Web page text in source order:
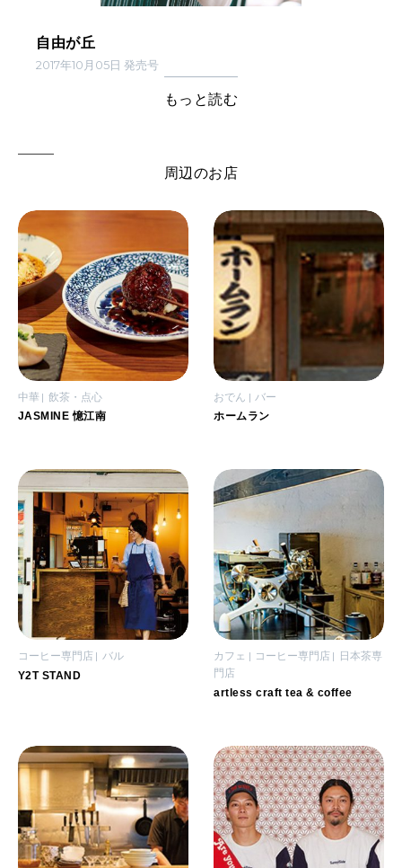
自由が丘
2017年10月05日 発売号
もっと読む
周辺のお店
中華 飲茶・点心
JASMINE 憶江南
おでん バー
ホームラン
コーヒー専門店 バル
Y2T STAND
カフェ コーヒー専門店
日本茶専
門店
artless craft tea & coffee